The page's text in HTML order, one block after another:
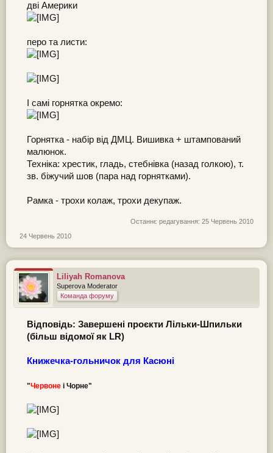
дві Америки
перо та листи:
І самі горнятка окремо:
Горнятка - набір від ДМЦ. Вишивка + штампований
малюнок.
Техніка: хрестик, гладь, стебнівка (назад голкою), т.
зв. біжучий шов (пара над горнятками).
Рамка - трохи колаж, трохи декупаж.
Останнє редагування: 25 Червень 2010
24 Червень 2010
Liliyah Romanova
Superova Moderator
Команда форуму
Відповідь: Завершені проєкти Лільки-Шпильки
(більш відомої як LR)
Книжечка-гольничок для Касюні
"Червоне і Чорне"